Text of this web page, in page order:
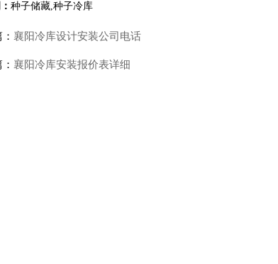
种子储藏,种子冷库
襄阳冷库设计安装公司电话
襄阳冷库安装报价表详细